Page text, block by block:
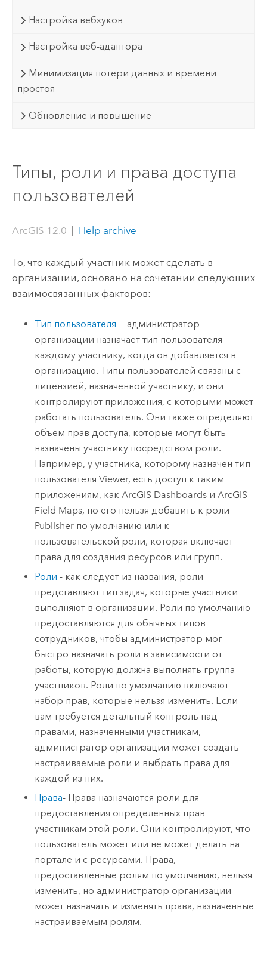
Настройка вебхуков
Настройка веб-адаптора
Минимизация потери данных и времени
простоя
Обновление и повышение
Типы, роли и права доступа
пользователей
ArcGIS 12.0 Help archive
То, что каждый участник может сделать в
организации, основано на сочетании следующих
взаимосвязанных факторов:
Тип пользователя — администратор
организации назначает тип пользователя
каждому участнику, когда он добавляется в
организацию. Типы пользователей связаны с
лицензией, назначенной участнику, и они
контролируют приложения, с которыми может
работать пользователь. Они также определяют
объем прав доступа, которые могут быть
назначены участнику посредством роли.
Например, у участника, которому назначен тип
пользователя Viewer, есть доступ к таким
приложениям, какArcGIS Dashboards иArcGIS
Field Maps, но его нельзя добавить к роли
Publisher по умолчанию или к
пользовательской роли, которая включает
права для создания ресурсов или групп.
Роли - как следует из названия, роли
представляют тип задач, которые участники
выполняют в организации. Роли по умолчанию
предоставляются для обычных типов
сотрудников, чтобы администратор мог
быстро назначать роли в зависимости от
работы, которую должна выполнять группа
участников. Роли по умолчанию включают
набор прав, которые нельзя изменить. Если
вам требуется детальный контроль над
правами, назначенными участникам,
администратор организации может создать
настраиваемые роли и выбрать права для
каждой из них.
Права- Права назначаются роли для
предоставления определенных прав
участникам этой роли. Они контролируют, что
пользователь может или не может делать на
портале и с ресурсами. Права,
предоставленные ролям по умолчанию, нельзя
изменить, но администратор организации
может назначать и изменять права, назначенные
настраиваемым ролям.